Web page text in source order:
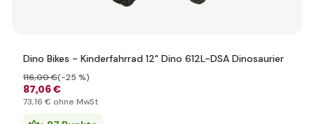
Dino Bikes - Kinderfahrrad 12" Dino 612L-DSA Dinosaurier
87,06 €
116,00 €(-25 %)
73,16 € ohne MwSt